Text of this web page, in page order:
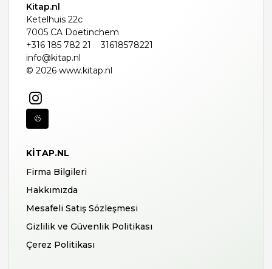
Kitap.nl
Ketelhuis 22c
7005 CA Doetinchem
+316 185 782 21
31618578221
info@kitap.nl
© 2026 www.kitap.nl
KITAP.NL
Firma Bilgileri
Hakkımızda
Mesafeli Satış Sözleşmesi
Gizlilik ve Güvenlik Politikası
Çerez Politikası